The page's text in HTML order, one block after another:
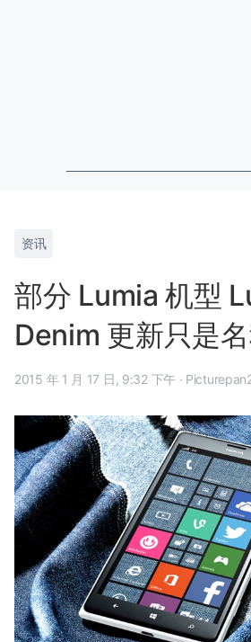
资讯
部分 Lumia 机型
Denim 更新只是
2015 年 1 月 17 日, 9:32 下午 ·